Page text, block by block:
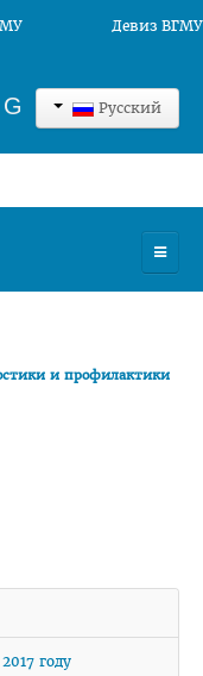
Девиз ВГМУ
Русский
G
и профилактики
году